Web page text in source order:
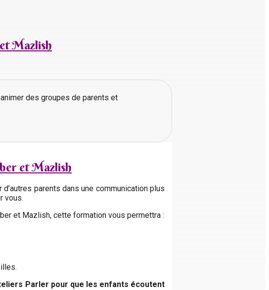
Mazlish
des groupes de parents et
et Mazlish
parents dans une communication plus
vous.
et Mazlish, cette formation vous permettra :
Parler pour que les enfants écoutent